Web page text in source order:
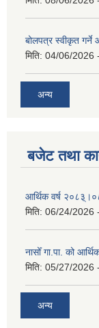
बोलपत्र स्वीकृत
मिति: 04/06/2026
अन्य
बजेट तथा
आर्थिक वर्ष
मिति: 06/24/2026
नासोँ गा.पा. को
मिति: 05/27/2026
अन्य